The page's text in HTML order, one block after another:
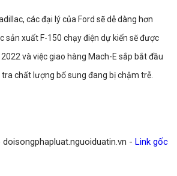
các đại lý của Ford sẽ dễ dàng hơn
sản xuất F-150 chạy điện dự kiến sẽ được
và việc giao hàng Mach-E sắp bắt đầu
chất lượng bổ sung đang bị chậm trễ.
doisongphapluat.nguoiduatin.vn - Link gốc